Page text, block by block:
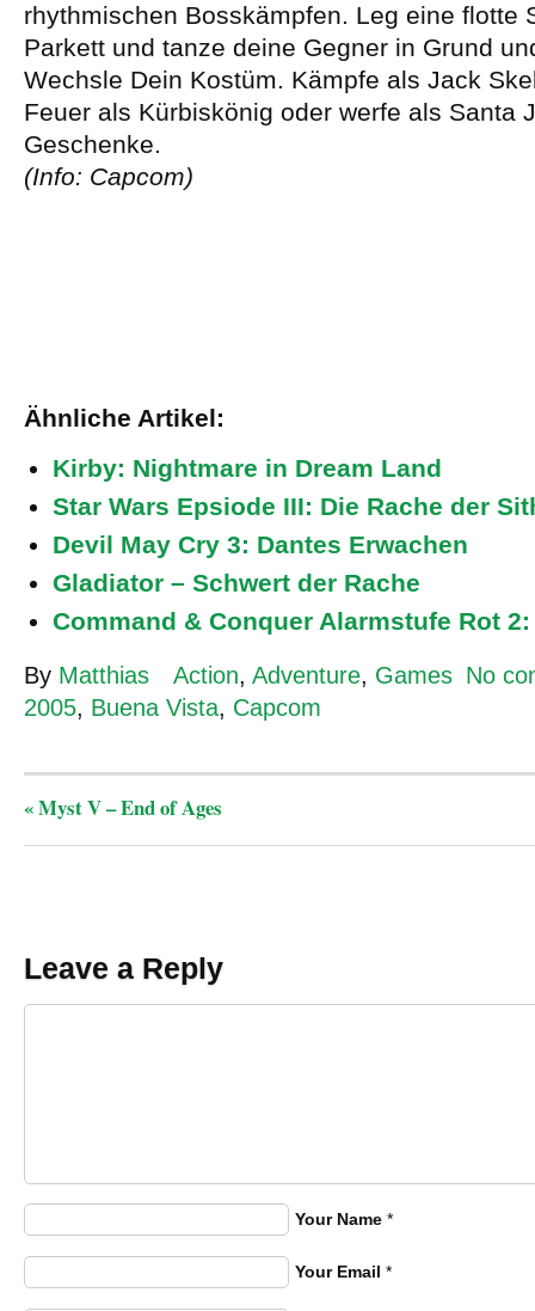
rhythmischen Bosskämpfen. Leg eine flotte
Parkett und tanze deine Gegner in Grund
Wechsle Dein Kostüm. Kämpfe als Jack
Feuer als Kürbiskönig oder werfe als Santa
Geschenke.
(Info: Capcom)
Ähnliche Artikel:
Kirby: Nightmare in Dream Land
Star Wars Epsiode III: Die Rache der
Devil May Cry 3: Dantes Erwachen
Gladiator – Schwert der Rache
Command & Conquer Alarmstufe Rot
By Matthias Action, Adventure, Games No
2005, Buena Vista, Capcom
«Myst V – End of Ages
Leave a Reply
Your Name *
Your Email *